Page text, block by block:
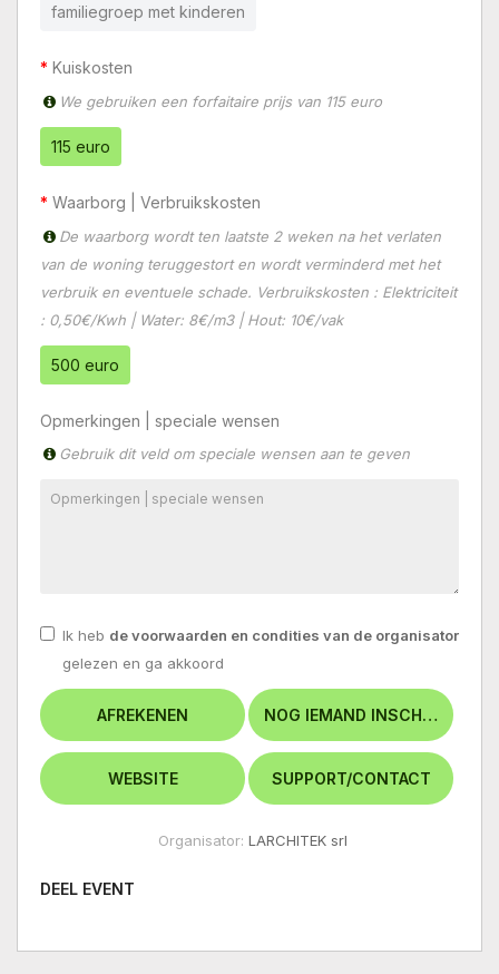
familiegroep met kinderen
Kuiskosten
We gebruiken een forfaitaire prijs van 115 euro
115 euro
Waarborg | Verbruikskosten
De waarborg wordt ten laatste 2 weken na het verlaten
van de woning teruggestort en wordt verminderd met het
verbruik en eventuele schade. Verbruikskosten : Elektriciteit
: 0,50€/Kwh | Water: 8€/m3 | Hout: 10€/vak
500 euro
Opmerkingen | speciale wensen
Gebruik dit veld om speciale wensen aan te geven
Ik heb de voorwaarden en condities van de organisator
gelezen en ga akkoord
Organisator: LARCHITEK srl
DEEL EVENT